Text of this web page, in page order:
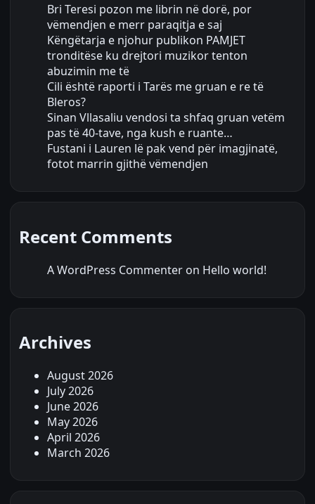
Bri Teresi pozon me librin në dorë, por
vëmendjen e merr paraqitja e saj
Këngëtarja e njohur publikon PAMJET
tronditëse ku drejtori muzikor tenton
abuzimin me të
Cili është raporti i Tarës me gruan e re të
Bleros?
Sinan Vllasaliu vendosi ta shfaq gruan vetëm
pas të 40-tave, nga kush e ruante…
Fustani i Lauren lë pak vend për imagjinatë,
fotot marrin gjithë vëmendjen
Recent Comments
A WordPress Commenter on Hello world!
Archives
August 2026
July 2026
June 2026
May 2026
April 2026
March 2026